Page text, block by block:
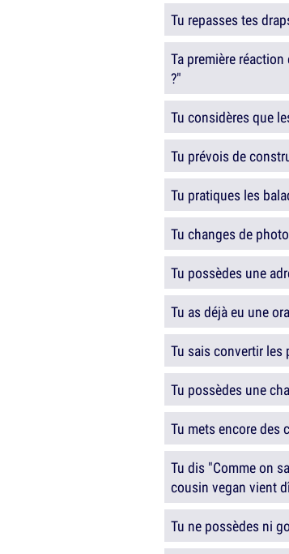
Tu repasses tes
Ta première
?"
Tu considères que
Tu prévois de
Tu pratiques les
Tu changes de
Tu possèdes une
Tu as déjà eu une
Tu sais convertir les
Tu possèdes une
Tu mets encore des
Tu dis "Comme on
cousin vegan vient
Tu ne possèdes ni